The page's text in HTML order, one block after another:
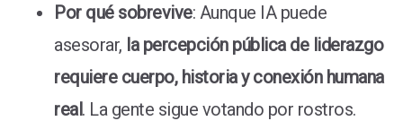
Por qué sobrevive: Aunque IA puede
asesorar, la percepción pública de liderazgo
requiere cuerpo, historia y conexión humana
real. La gente sigue votando por rostros.